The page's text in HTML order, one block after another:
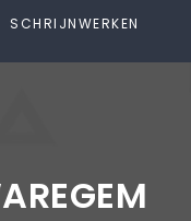
SCHRIJNWERKEN